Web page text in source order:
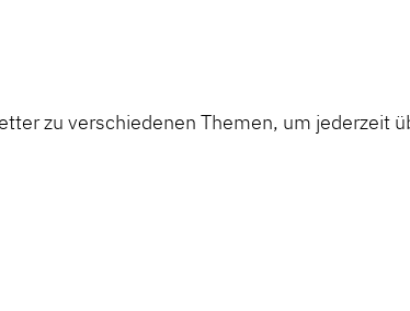
zu verschiedenen Themen, um